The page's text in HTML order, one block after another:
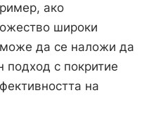
ако
широки
да се наложи да
подход с покритие
на